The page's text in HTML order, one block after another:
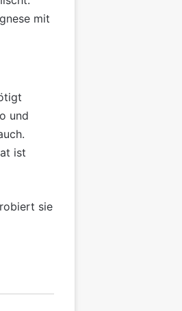
mit
und
ist
sie